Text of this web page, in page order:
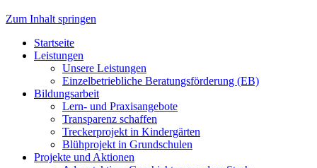
Zum Inhalt springen
Startseite
Leistungen
Unsere Leistungen
Einzelbetriebliche Beratungsförderung (EB)
Bildungsarbeit
Lern- und Praxisangebote
Transparenz schaffen
Treckerprojekt in Kindergärten
Blühprojekt in Grundschulen
Projekte und Aktionen